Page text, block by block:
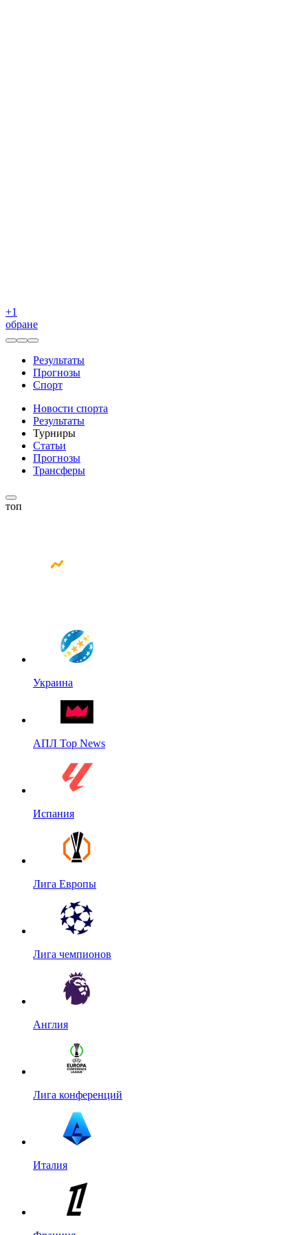
+1
обране
Результаты
Прогнозы
Спорт
Новости спорта
Результаты
Турниры
Статьи
Прогнозы
Трансферы
топ
Украина
АПЛ Top News
Испания
Лига Европы
Лига чемпионов
Англия
Лига конференций
Италия